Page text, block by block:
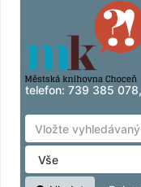
Přeskočit na obsah
telefon: 739 385 078